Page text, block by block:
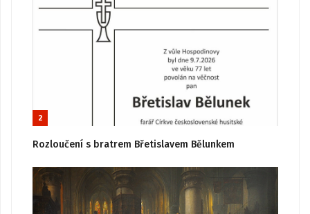
2
Rozloučení s bratrem Břetislavem Bělunkem